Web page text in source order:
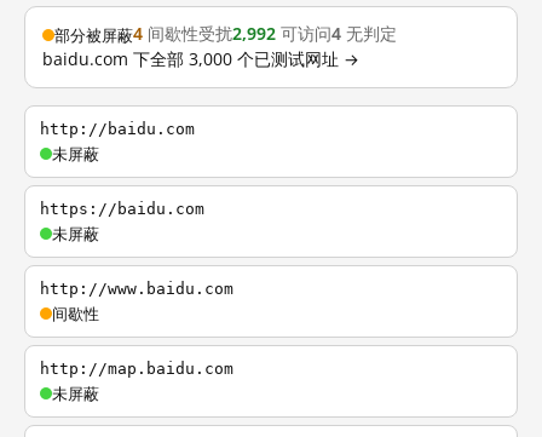
部分被屏蔽4 间歇性受扰2,992 可访问4 无判定
baidu.com 下全部 3,000 个已测试网址 →
http://baidu.com
未屏蔽
https://baidu.com
未屏蔽
http://www.baidu.com
间歇性
http://map.baidu.com
未屏蔽